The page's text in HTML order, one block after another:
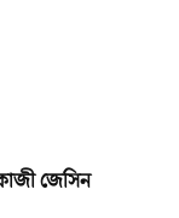
জেসিন